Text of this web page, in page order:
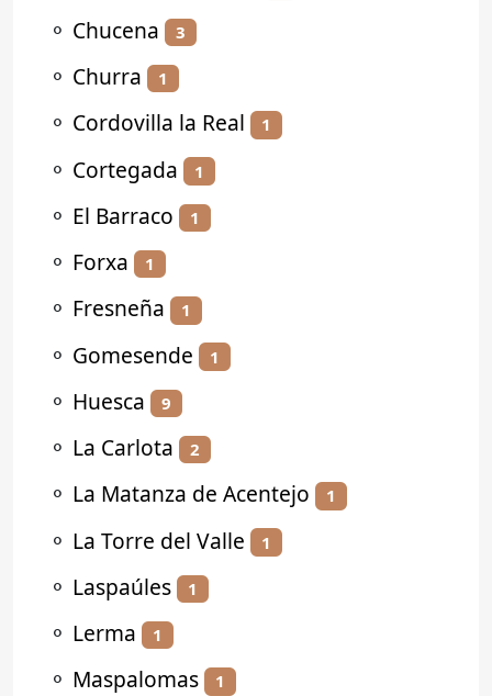
⚬ Chucena 3
⚬ Churra 1
⚬ Cordovilla la Real 1
⚬ Cortegada 1
⚬ El Barraco 1
⚬ Forxa 1
⚬ Fresneña 1
⚬ Gomesende 1
⚬ Huesca 9
⚬ La Carlota 2
⚬ La Matanza de Acentejo 1
⚬ La Torre del Valle 1
⚬ Laspaúles 1
⚬ Lerma 1
⚬ Maspalomas 1